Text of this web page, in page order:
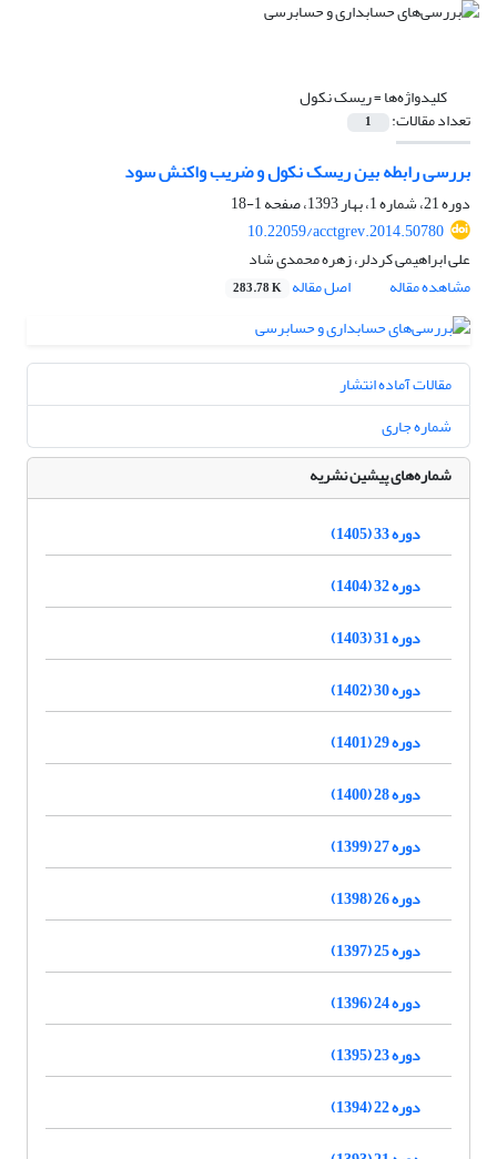
کلیدواژه‌ها =ریسک نکول
تعداد مقالات: 1
بررسی رابطه بین ریسک نکول و ضریب واکنش سود
دوره 21، شماره 1، بهار 1393، صفحه
1-18
10.22059/acctgrev.2014.50780
علی ابراهیمی کردلر، زهره محمدی شاد
مشاهده مقاله
اصل مقاله 283.78 K
مقالات آماده انتشار
شماره جاری
شماره‌های پیشین نشریه
دوره 33 (1405)
دوره 32 (1404)
دوره 31 (1403)
دوره 30 (1402)
دوره 29 (1401)
دوره 28 (1400)
دوره 27 (1399)
دوره 26 (1398)
دوره 25 (1397)
دوره 24 (1396)
دوره 23 (1395)
دوره 22 (1394)